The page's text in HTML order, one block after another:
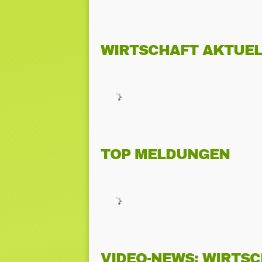
WIRTSCHAFT
TOP MELDUNGEN
VIDEO-NEWS: